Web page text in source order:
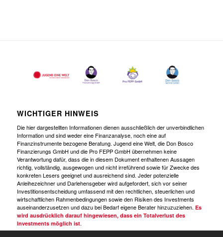
WICHTIGER HINWEIS
Die hier dargestellten Informationen dienen ausschließlich der unverbindlichen
Information und sind weder eine Finanzanalyse, noch eine auf
Finanzinstrumente bezogene Beratung. Jugend eine Welt, die Don Bosco
Finanzierungs GmbH und die Pro FEPP GmbH übernehmen keine
Verantwortung dafür, dass die in diesem Dokument enthaltenen Aussagen
richtig, vollständig, ausgewogen und nicht irreführend sowie für Zwecke des
konkreten Lesers geeignet und ausreichend sind. Jeder potenzielle
Anleihezeichner und Darlehensgeber wird aufgefordert, sich vor seiner
Investitionsentscheidung umfassend mit den rechtlichen, steuerlichen und
wirtschaftlichen Rahmenbedingungen sowie den Risiken des Investments
auseinanderzusetzen und dazu bei Bedarf eigene Berater hinzuzuziehen. Es
wird ausdrücklich darauf hingewiesen, dass ein Totalverlust des
Investments möglich ist.